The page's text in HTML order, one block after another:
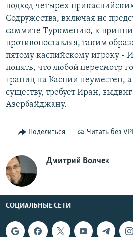
подход четырех
Содружества, включая не
саммите Туркмению, к
противопоставляя, таким
пятому каспийскому игроку -
понять, что любой пересмотр
границ на Каспии неуместен,
существу, требует Иран,
Азербайджану.
Поделиться Читать без
Дмитрий Волчек
СОЦИАЛЬНЫЕ СЕТИ